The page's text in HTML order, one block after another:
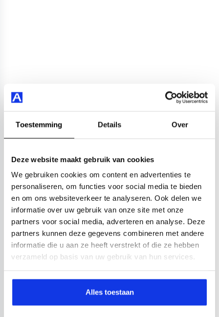
Toestemming Details Over
Deze website maakt gebruik van cookies
We gebruiken cookies om content en advertenties te
personaliseren, om functies voor social media te bieden
en om ons websiteverkeer te analyseren. Ook delen we
informatie over uw gebruik van onze site met onze
partners voor social media, adverteren en analyse. Deze
partners kunnen deze gegevens combineren met andere
informatie die u aan ze heeft verstrekt of die ze hebben
verzameld op basis van uw gebruik van hun services.
Alles toestaan